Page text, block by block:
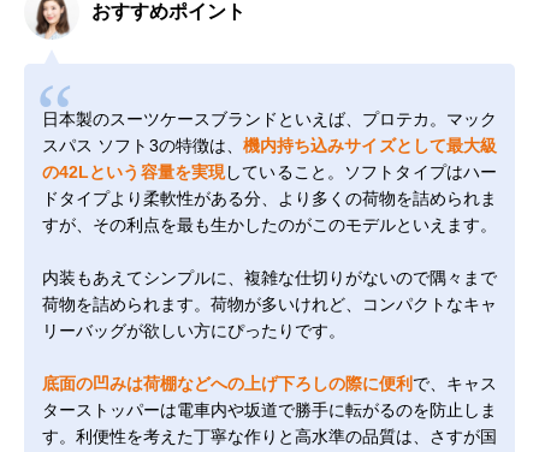
おすすめポイント
日本製のスーツケースブランドといえば、プロテカ。マック
スパス ソフト3の特徴は、 機内持ち込みサイズとして最大級
の42Lという容量を実現していること。ソフトタイプはハー
ドタイプより柔軟性がある分、より多くの荷物を詰められま
すが、その利点を最も生かしたのがこのモデルといえます。
内装もあえてシンプルに、複雑な仕切りがないので隅々まで
荷物を詰められます。荷物が多いけれど、コンパクトなキャ
リーバッグが欲しい方にぴったりです。
底面の凹みは荷棚などへの上げ下ろしの際に便利 で、キャス
ターストッパーは電車内や坂道で勝手に転がるのを防止しま
す。利便性を考えた丁寧な作りと高水準の品質は、さすが国